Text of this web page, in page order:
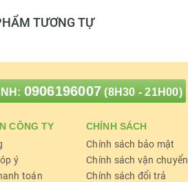
TƯƠNG TỰ
0906196007 (8H30 - 21H00)
CÔNG TY
ý
toán
CHÍNH SÁCH
Chính sách bảo mật
Chính sách vận chuyển
Chính sách đổi trả